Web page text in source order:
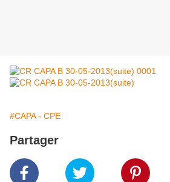
#CAPA - CPE
Partager